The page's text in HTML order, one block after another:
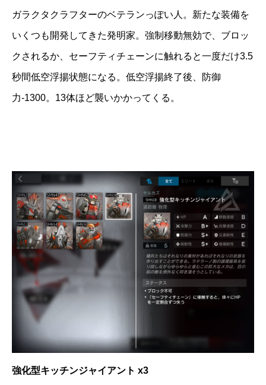
ガラクタクラフターのベテランっぽい人。新たな装備を
いくつも開発してきた発明家。強制移動無効で、ブロッ
クされるか、セーフティチェーンに触れると一度だけ3.5
秒間低空浮揚状態になる。低空浮揚終了後、防御
力-1300。13体ほど襲いかかってくる。
強化型キッチンジャイアント x3